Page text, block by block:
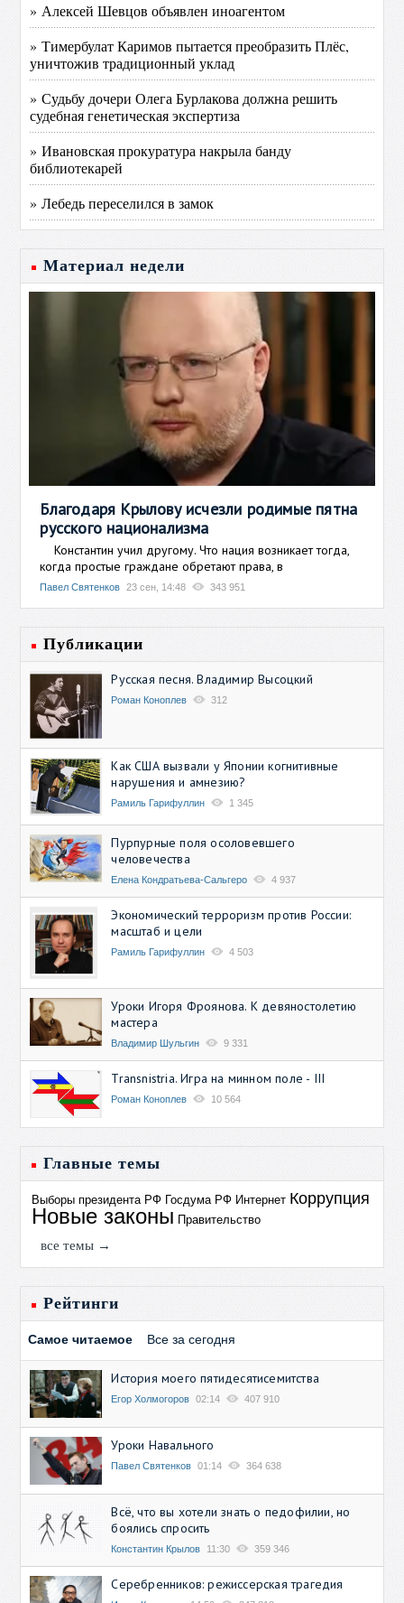
» Алексей Шевцов объявлен иноагентом
» Тимербулат Каримов пытается преобразить Плёс,
уничтожив традиционный уклад
» Судьбу дочери Олега Бурлакова должна решить
судебная генетическая экспертиза
» Ивановская прокуратура накрыла банду
библиотекарей
» Лебедь переселился в замок
Материал недели
Благодаря Крылову исчезли родимые пятна
русского национализма
Константин учил другому. Что нация возникает тогда,
когда простые граждане обретают права, в
Павел Святенков 23 сен, 14:48 343 951
Публикации
Русская песня. Владимир Высоцкий
Роман Коноплев 312
Как США вызвали у Японии когнитивные
нарушения и амнезию?
Рамиль Гарифуллин 1 345
Пурпурные поля осоловевшего
человечества
Елена Кондратьева-Сальгеро 4 937
Экономический терроризм против России:
масштаб и цели
Рамиль Гарифуллин 4 503
Уроки Игоря Фроянова. К девяностолетию
мастера
Владимир Шульгин 9 331
Transnistria. Игра на минном поле - III
Роман Коноплев 10 564
Главные темы
Выборы президента РФ Госдума РФ Интернет Коррупция
Новые законы Правительство
все темы →
Рейтинги
Самое читаемое Все за сегодня
История моего пятидесятисемитства
Егор Холмогоров 02:14 407 910
Уроки Навального
Павел Святенков 01:14 364 638
Всё, что вы хотели знать о педофилии, но
боялись спросить
Константин Крылов 11:30 359 346
Серебренников: режиссерская трагедия